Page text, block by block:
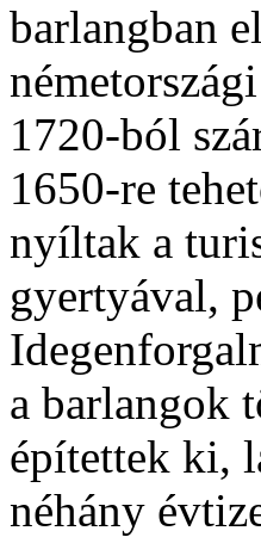
barlangban
1720-ból
1650-re
nyíltak a
gyertyával,
a barlangok
építettek ki,
néhány